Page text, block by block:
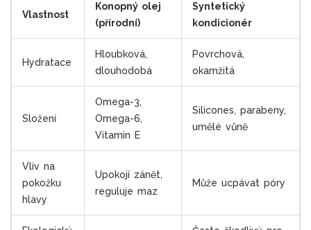
Vlastnost
Konopný olej
(přírodní)
Syntetický
kondicionér
Hydratace
Hloubková,
dlouhodobá
Povrchová,
okamžitá
Složení
Omega-3,
Omega-6,
Vitamin E
Silicones, parabeny,
umělé vůně
Vliv na
pokožku
hlavy
Upokojí zánět,
reguluje maz
Může ucpávat póry